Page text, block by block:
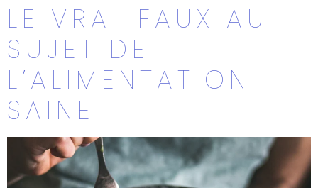
LE VRAI-FAUX AU
SUJET DE
L’ALIMENTATION
SAINE